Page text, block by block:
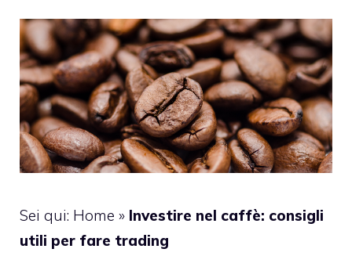
Sei qui: Home » Investire nel caffè: consigli
utili per fare trading